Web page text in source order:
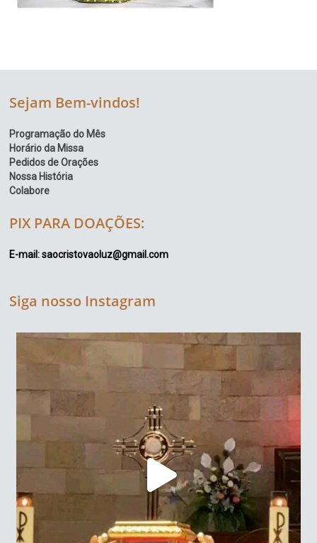
Sejam Bem-vindos!
Programação do Mês
Horário da Missa
Pedidos de Orações
Nossa História
Colabore
PIX PARA DOAÇÕES:
E-mail: saocristovaoluz@gmail.com
Siga nosso Instagram